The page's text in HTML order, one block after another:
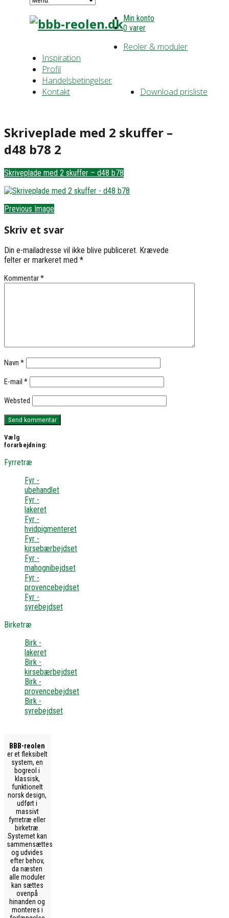
Min konto
0 varer
Reoler & moduler
Inspiration
Profil
Handelsbetingelser
Download prisliste
Kontakt
Skriveplade med 2 skuffer –
d48 b78 2
Skriveplade med 2 skuffer – d48 b78
Previous Image
Skriv et svar
Din e-mailadresse vil ikke blive publiceret. Krævede
felter er markeret med *
Kommentar*
Navn *
E-mail *
Websted
Vælg
forarbejdning:
Fyrretræ
Fyr -
ubehandlet
Fyr -
lakeret
Fyr -
hvidpigmenteret
Fyr -
kirsebærbejdset
Fyr -
mahognibejdset
Fyr -
provencebejdset
Fyr -
syrebejdset
Birketræ
Birk -
lakeret
Birk -
kirsebærbejdset
Birk -
provencebejdset
Birk -
syrebejdset
BBB-reolen
er et fleksibelt
system, en
bogreol i
klassisk,
funktionelt
norsk design,
udført i
massivt
fyrretræ eller
birketræ.
Systemet kan
sammensættes
og udvides
efter behov,
da næsten
alle moduler
kan sættes
ovenpå
hinanden og
monteres i